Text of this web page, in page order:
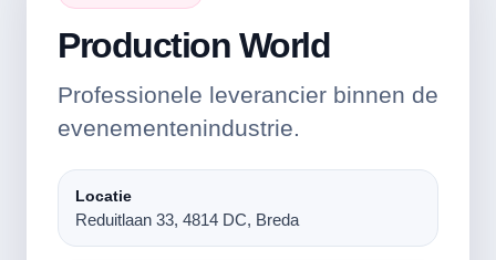
Production World
Professionele leverancier binnen de
evenementenindustrie.
Locatie
Reduitlaan 33, 4814 DC, Breda